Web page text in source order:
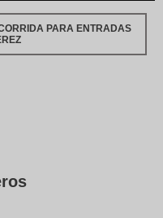
PARA ENTRADAS